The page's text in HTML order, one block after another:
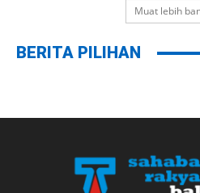
Muat lebih
BERITA PILIHAN